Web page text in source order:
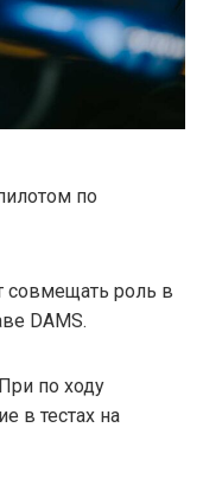
по
совмещать роль в
DAMS.
по ходу
в тестах на